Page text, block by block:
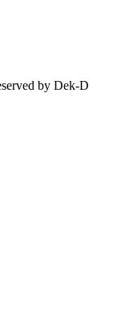
by Dek-D